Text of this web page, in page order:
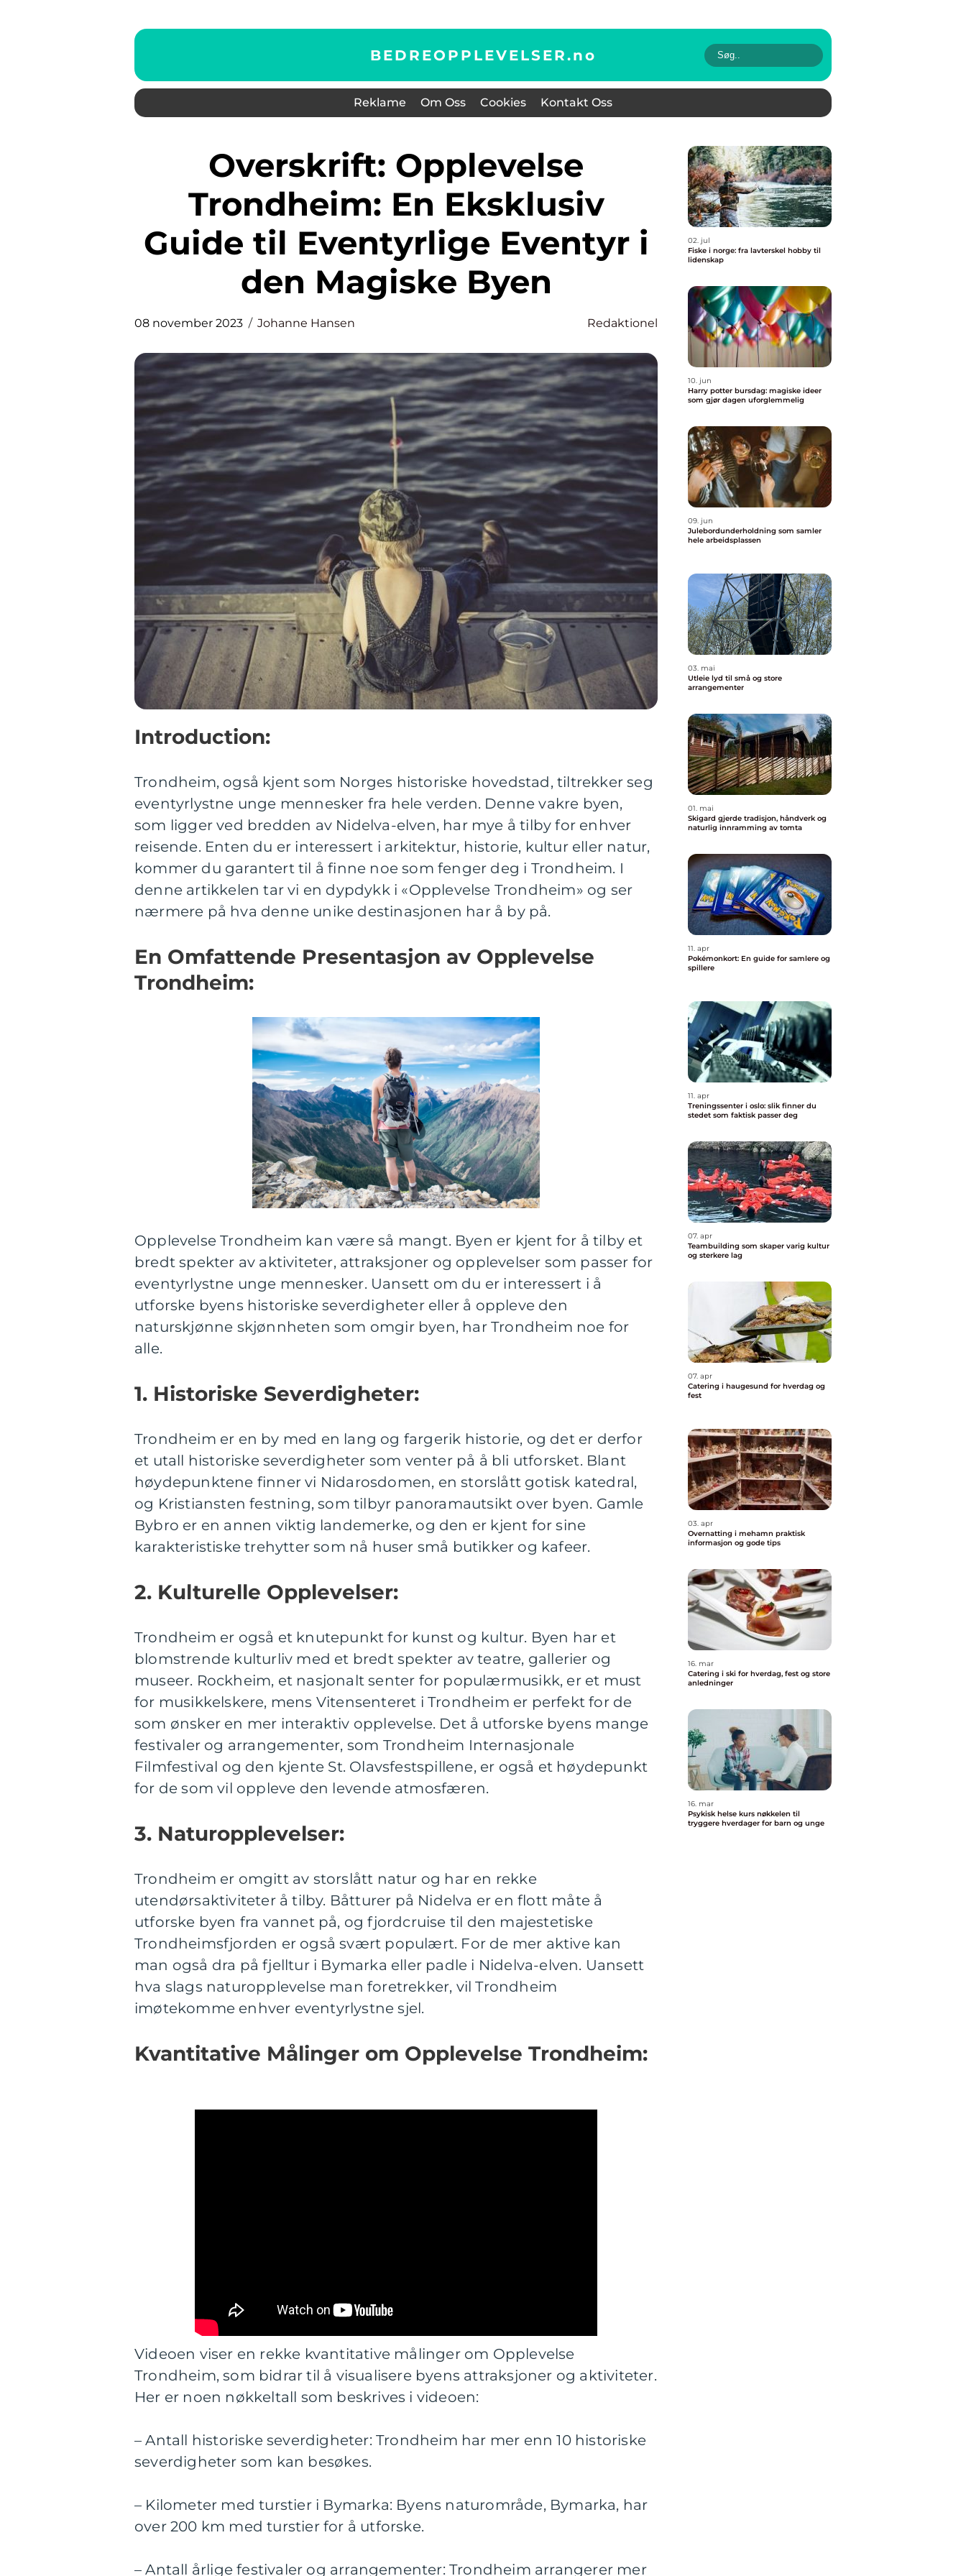
BEDREOPPLEVELSER.no
Reklame Om Oss Cookies Kontakt Oss
Overskrift: Opplevelse
Trondheim: En Eksklusiv
Guide til Eventyrlige Eventyr i
den Magiske Byen
08 november 2023 Johanne Hansen Redaktionel
Introduction:
Trondheim, også kjent som Norges historiske hovedstad, tiltrekker seg
eventyrlystne unge mennesker fra hele verden. Denne vakre byen,
som ligger ved bredden av Nidelva-elven, har mye å tilby for enhver
reisende. Enten du er interessert i arkitektur, historie, kultur eller natur,
kommer du garantert til å finne noe som fenger deg i Trondheim. I
denne artikkelen tar vi en dypdykk i «Opplevelse Trondheim» og ser
nærmere på hva denne unike destinasjonen har å by på.
En Omfattende Presentasjon av Opplevelse
Trondheim:
Opplevelse Trondheim kan være så mangt. Byen er kjent for å tilby et
bredt spekter av aktiviteter, attraksjoner og opplevelser som passer for
eventyrlystne unge mennesker. Uansett om du er interessert i å
utforske byens historiske severdigheter eller å oppleve den
naturskjønne skjønnheten som omgir byen, har Trondheim noe for
alle.
1. Historiske Severdigheter:
Trondheim er en by med en lang og fargerik historie, og det er derfor
et utall historiske severdigheter som venter på å bli utforsket. Blant
høydepunktene finner vi Nidarosdomen, en storslått gotisk katedral,
og Kristiansten festning, som tilbyr panoramautsikt over byen. Gamle
Bybro er en annen viktig landemerke, og den er kjent for sine
karakteristiske trehytter som nå huser små butikker og kafeer.
2. Kulturelle Opplevelser:
Trondheim er også et knutepunkt for kunst og kultur. Byen har et
blomstrende kulturliv med et bredt spekter av teatre, gallerier og
museer. Rockheim, et nasjonalt senter for populærmusikk, er et must
for musikkelskere, mens Vitensenteret i Trondheim er perfekt for de
som ønsker en mer interaktiv opplevelse. Det å utforske byens mange
festivaler og arrangementer, som Trondheim Internasjonale
Filmfestival og den kjente St. Olavsfestspillene, er også et høydepunkt
for de som vil oppleve den levende atmosfæren.
3. Naturopplevelser:
Trondheim er omgitt av storslått natur og har en rekke
utendørsaktiviteter å tilby. Båtturer på Nidelva er en flott måte å
utforske byen fra vannet på, og fjordcruise til den majestetiske
Trondheimsfjorden er også svært populært. For de mer aktive kan
man også dra på fjelltur i Bymarka eller padle i Nidelva-elven. Uansett
hva slags naturopplevelse man foretrekker, vil Trondheim
imøtekomme enhver eventyrlystne sjel.
Kvantitative Målinger om Opplevelse Trondheim:
Videoen viser en rekke kvantitative målinger om Opplevelse
Trondheim, som bidrar til å visualisere byens attraksjoner og aktiviteter.
Her er noen nøkkeltall som beskrives i videoen:
– Antall historiske severdigheter: Trondheim har mer enn 10 historiske
severdigheter som kan besøkes.
– Kilometer med turstier i Bymarka: Byens naturområde, Bymarka, har
over 200 km med turstier for å utforske.
– Antall årlige festivaler og arrangementer: Trondheim arrangerer mer
02. jul
Fiske i norge: fra lavterskel hobby til
lidenskap
10. jun
Harry potter bursdag: magiske ideer
som gjør dagen uforglemmelig
09. jun
Julebordunderholdning som samler
hele arbeidsplassen
03. mai
Utleie lyd til små og store
arrangementer
01. mai
Skigard gjerde tradisjon, håndverk og
naturlig innramming av tomta
11. apr
Pokémonkort: En guide for samlere og
spillere
11. apr
Treningssenter i oslo: slik finner du
stedet som faktisk passer deg
07. apr
Teambuilding som skaper varig kultur
og sterkere lag
07. apr
Catering i haugesund for hverdag og
fest
03. apr
Overnatting i mehamn praktisk
informasjon og gode tips
16. mar
Catering i ski for hverdag, fest og store
anledninger
16. mar
Psykisk helse kurs nøkkelen til
tryggere hverdager for barn og unge